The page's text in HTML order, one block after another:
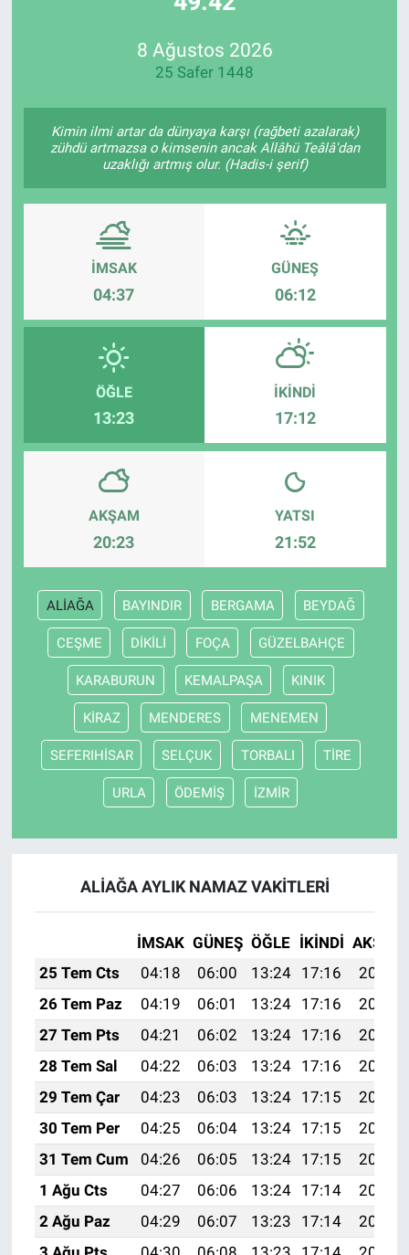
8 Ağustos 2026
25 Safer 1448
Kimin ilmi artar da dünyaya karşı (rağbeti azalarak)
zühdü artmazsa o kimsenin ancak Allâhü Teâlâ'dan
uzaklığı artmış olur. (Hadis-i şerif)
İMSAK
04:37
GÜNEŞ
06:12
ÖĞLE
13:23
İKINDI
17:12
AKŞAM
20:23
YATSI
21:52
ALİAĞA BAYINDIR BERGAMA BEYDAĞ
CEŞME DİKİLİ FOÇA GÜZELBAHÇE
KARABURUN KEMALPAŞA KINIK
KİRAZ MENDERES MENEMEN
SEFERIHİSAR SELÇUK TORBALI TİRE
URLA ÖDEMİŞ İZMİR
ALİAĞA AYLIK NAMAZ VAKITLERI
İMSAK GÜNEŞ ÖĞLE İKINDI AKŞAM
25 Tem Cts
04:18 06:00 13:24 17:16
20:37
26 Tem Paz
04:19 06:01 13:24 17:16
20:37
27 Tem Pts
04:21 06:02 13:24 17:16
20:36
28 Tem Sal
04:22 06:03 13:24 17:16
20:35
29 Tem Çar
04:23 06:03 13:24 17:15
20:34
30 Tem Per
04:25 06:04 13:24 17:15
20:33
31 Tem Cum
04:26 06:05 13:24 17:15
20:32
1 Ağu Cts
04:27 06:06 13:24 17:14
20:31
2 Ağu Paz
04:29 06:07 13:23 17:14
20:30
Özel Haberler
Erişim Bilgileri
Sağlık
Ramazan